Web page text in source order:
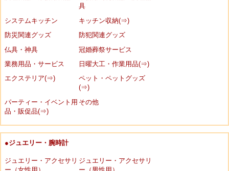
具
システムキッチン
キッチン収納(⇒)
防災関連グッズ
防犯関連グッズ
仏具・神具
冠婚葬祭サービス
業務用品・サービス
日曜大工・作業用品(⇒)
エクステリア(⇒)
ペット・ペットグッズ
(⇒)
パーティー・イベント用
品・販促品(⇒)
その他
●ジュエリー・腕時計
ジュエリー・アクセサリ ジュエリー・アクセサリ